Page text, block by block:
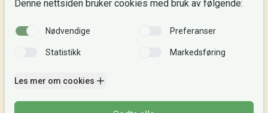
Si fra!
Følg oss